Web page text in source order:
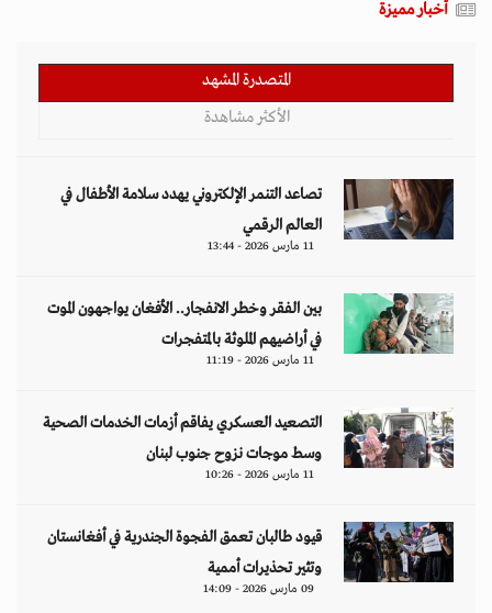
أخبار مميزة
المتصدرة المشهد
الأكثر مشاهدة
تصاعد التنمر الإلكتروني يهدد سلامة الأطفال في
العالم الرقمي
11 مارس 2026 - 13:44
بين الفقر وخطر الانفجار.. الأفغان يواجهون الموت
في أراضيهم الملوثة بالمتفجرات
11 مارس 2026 - 11:19
التصعيد العسكري يفاقم أزمات الخدمات الصحية
وسط موجات نزوح جنوب لبنان
11 مارس 2026 - 10:26
قيود طالبان تعمق الفجوة الجندرية في أفغانستان
وتثير تحذيرات أممية
09 مارس 2026 - 14:09